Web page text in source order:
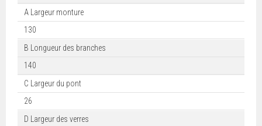
A Largeur monture
130
B Longueur des branches
140
C Largeur du pont
26
D Largeur des verres